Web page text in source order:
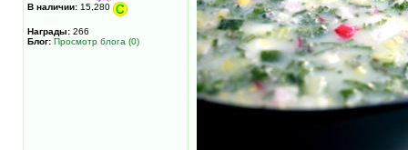
В наличии: 15,280
Награды: 266
Блог: Просмотр блога (0)